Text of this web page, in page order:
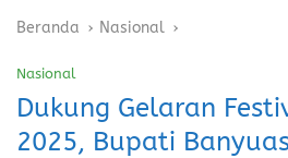
Beranda Nasional
Nasional
Dukung Gelaran
2025, Bupati